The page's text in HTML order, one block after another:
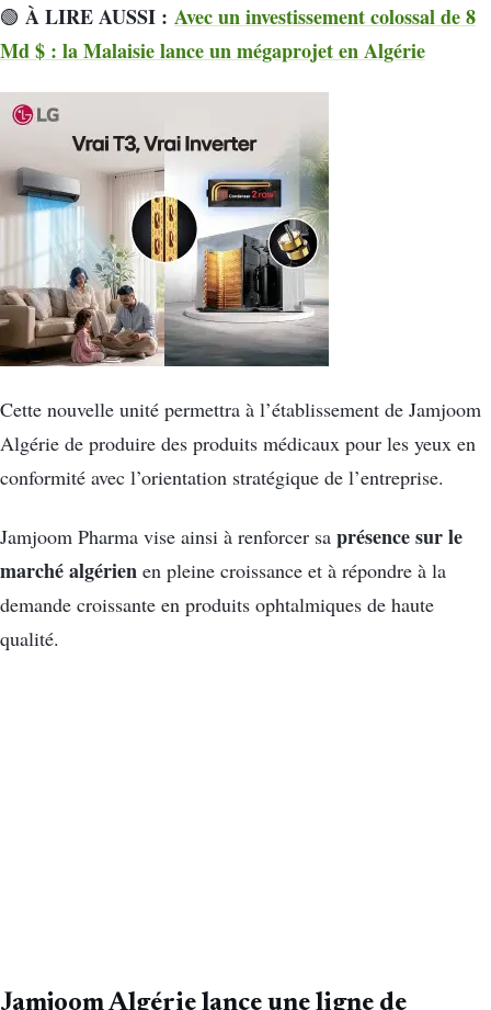
🟢 À LIRE AUSSI : Avec un investissement colossal de 8
Md $ : la Malaisie lance un mégaprojet en Algérie
Cette nouvelle unité permettra à l’établissement de Jamjoom
Algérie de produire des produits médicaux pour les yeux en
conformité avec l’orientation stratégique de l’entreprise.
Jamjoom Pharma vise ainsi à renforcer sa présence sur le
marché algérien en pleine croissance et à répondre à la
demande croissante en produits ophtalmiques de haute
qualité.
Jamjoom Algérie lance une ligne de